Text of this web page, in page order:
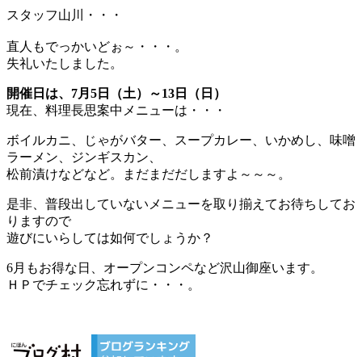
スタッフ山川・・・
直人もでっかいどぉ～・・・。
失礼いたしました。
開催日は、7月5日（土）～13日（日）
現在、料理長思案中メニューは・・・
ボイルカニ、じゃがバター、スープカレー、いかめし、味噌
ラーメン、ジンギスカン、
松前漬けなどなど。まだまだだしますよ～～～。
是非、普段出していないメニューを取り揃えてお待ちしてお
りますので
遊びにいらしては如何でしょうか？
6月もお得な日、オープンコンペなど沢山御座います。
ＨＰでチェック忘れずに・・・。